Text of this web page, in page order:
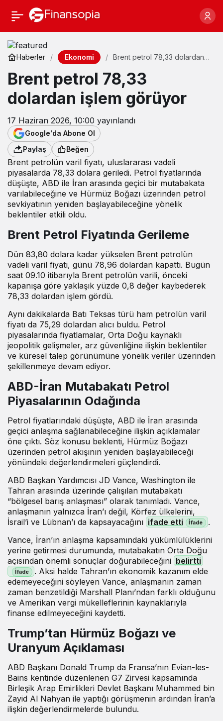
Haberler Ekonomi
Brent petrol 78,33 dolardan
Brent petrol 78,33
dolardan işlem görüyor
17 Haziran 2026, 10:00 yayınlandı
Google'da Abone Ol
Paylaş
Beğen
Brent petrolün varil fiyatı, uluslararası vadeli
piyasalarda 78,33 dolara geriledi. Petrol fiyatlarında
düşüşte, ABD ile İran arasında geçici bir mutabakata
varılabileceğine ve Hürmüz Boğazı üzerinden petrol
sevkiyatının yeniden başlayabileceğine yönelik
beklentiler etkili oldu.
Brent Petrol Fiyatında Gerileme
Dün 83,80 dolara kadar yükselen Brent petrolün
vadeli varil fiyatı, günü 78,96 dolardan kapattı. Bugün
saat 09.10 itibarıyla Brent petrolün varili, önceki
kapanışa göre yaklaşık yüzde 0,8 değer kaybederek
78,33 dolardan işlem gördü.
Aynı dakikalarda Batı Teksas türü ham petrolün varil
fiyatı da 75,29 dolardan alıcı buldu. Petrol
piyasalarında fiyatlamalar, Orta Doğu kaynaklı
jeopolitik gelişmeler, arz güvenliğine ilişkin beklentiler
ve küresel talep görünümüne yönelik veriler üzerinden
şekillenmeye devam ediyor.
ABD-İran Mutabakatı Petrol
Piyasalarının Odağında
Petrol fiyatlarındaki düşüşte, ABD ile İran arasında
geçici anlaşma sağlanabileceğine ilişkin açıklamalar
öne çıktı. Söz konusu beklenti, Hürmüz Boğazı
üzerinden petrol akışının yeniden başlayabileceği
yönündeki değerlendirmeleri güçlendirdi.
ABD Başkan Yardımcısı JD Vance, Washington ile
Tahran arasında üzerinde çalışılan mutabakatı
“bölgesel barış anlaşması” olarak tanımladı. Vance,
anlaşmanın yalnızca İran’ı değil, Körfez ülkelerini,
İsrail’i ve Lübnan’ı da kapsayacağını ifade etti
.
Vance, İran’ın anlaşma kapsamındaki yükümlülüklerini
yerine getirmesi durumunda, mutabakatın Orta Doğu
açısından önemli sonuçlar doğurabileceğini belirtti
. Aksi halde Tahran’ın ekonomik kazanım elde
edemeyeceğini söyleyen Vance, anlaşmanın zaman
zaman benzetildiği Marshall Planı’ndan farklı olduğunu
ve Amerikan vergi mükelleflerinin kaynaklarıyla
finanse edilmeyeceğini kaydetti.
Trump’tan Hürmüz Boğazı ve
Uranyum Açıklaması
ABD Başkanı Donald Trump da Fransa’nın Evian-les-
Bains kentinde düzenlenen G7 Zirvesi kapsamında
Birleşik Arap Emirlikleri Devlet Başkanı Muhammed bin
Zayid Al Nahyan ile yaptığı görüşmenin ardından İran’a
ilişkin değerlendirmelerde bulundu.